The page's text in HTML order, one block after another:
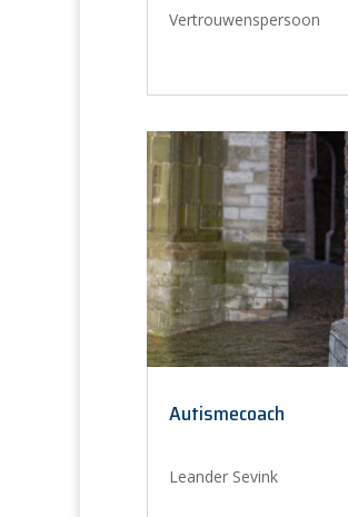
Vertrouwenspersoon
Autismecoach
Leander Sevink